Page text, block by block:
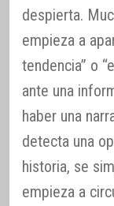
despierta.
empieza a
tendencia” o
ante una
haber una
detecta una
historia, se
empieza a